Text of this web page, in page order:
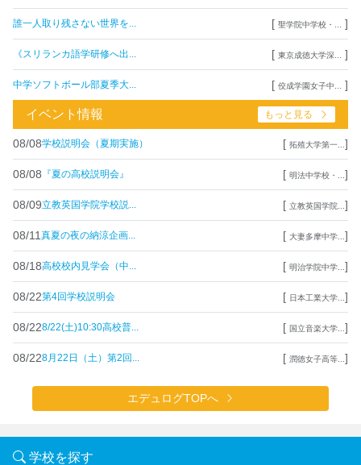
誰一人取り残さない世界を... [ 聖学院中学校・... ]
《スリランカ語学研修へ出... [ 東京成徳大学深... ]
中学ソフトボール部夏季大... [ 佼成学園女子中... ]
イベント情報 もっと見る
08/08学校説明会（夏期実施） [ 拓殖大学第一... ]
08/08 『夏の高校説明会』 [ 明法中学校・... ]
08/09立教英国学院学校説... [ 立教英国学院... ]
08/11 真夏の夜の納涼企画... [ 大妻多摩中学... ]
08/18高校校内見学会（中... [ 明治学院中学... ]
08/22第4回学校説明会 [ 日本工業大学... ]
08/228/22(土)10:30高校普... [ 国立音楽大学... ]
08/228月22日（土）第2回... [ 潤徳女子高等... ]
エデュログTOPへ
学校を探す